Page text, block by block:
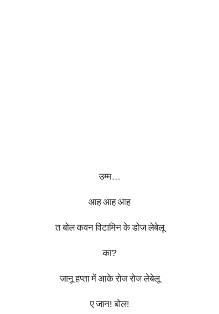
उम्म…
आहआहआह
तबोलकवनविटामिनकेडोजलेबेलू
का?
जानूहप्तामें आकेरोजरोजलेबेलू
एजान!बोल!